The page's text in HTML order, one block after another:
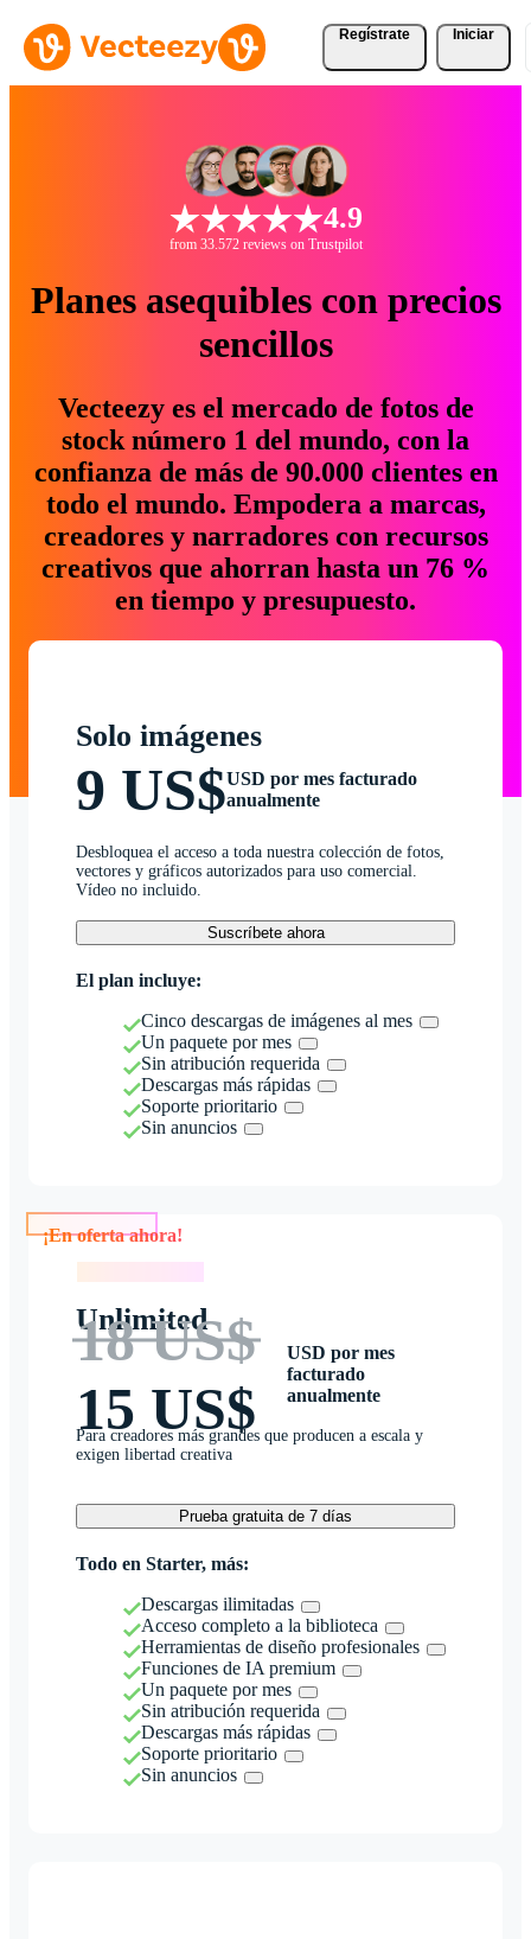
Regístrate Iniciar
4.9
from 33.572 reviews on Trustpilot
Planes asequibles con precios
sencillos
Vecteezy es el mercado de fotos de
stock número 1 del mundo, con la
confianza de más de 90.000 clientes en
todo el mundo. Empodera a marcas,
creadores y narradores con recursos
creativos que ahorran hasta un 76 %
en tiempo y presupuesto.
Solo imágenes
9 US$USD por mes facturado
anualmente
Desbloquea el acceso a toda nuestra colección de fotos,
vectores y gráficos autorizados para uso comercial.
Vídeo no incluido.
Suscríbete ahora
El plan incluye:
Cinco descargas de imágenes al mes
Un paquete por mes
Sin atribución requerida
Descargas más rápidas
Soporte prioritario
Sin anuncios
Unlimited
18 US$
15 US$
USD por mes
facturado
anualmente
Para creadores más grandes que producen a escala y
exigen libertad creativa
Prueba gratuita de 7 días
Todo en Starter, más:
Descargas ilimitadas
Acceso completo a la biblioteca
Herramientas de diseño profesionales
Funciones de IA premium
Un paquete por mes
Sin atribución requerida
Descargas más rápidas
Soporte prioritario
Sin anuncios